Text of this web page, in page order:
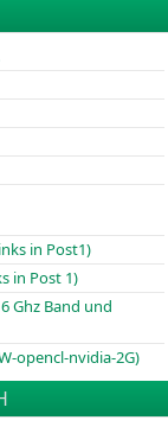
in Post1)
in Post 1)
Ghz Band und
opencl-nvidia-2G)